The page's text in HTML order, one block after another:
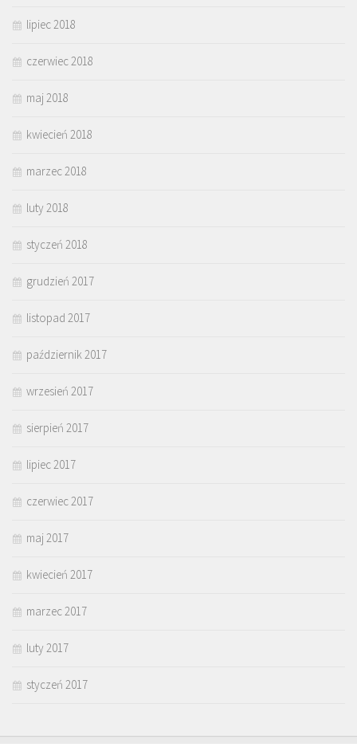
lipiec 2018
czerwiec 2018
maj 2018
kwiecień 2018
marzec 2018
luty 2018
styczeń 2018
grudzień 2017
listopad 2017
październik 2017
wrzesień 2017
sierpień 2017
lipiec 2017
czerwiec 2017
maj 2017
kwiecień 2017
marzec 2017
luty 2017
styczeń 2017